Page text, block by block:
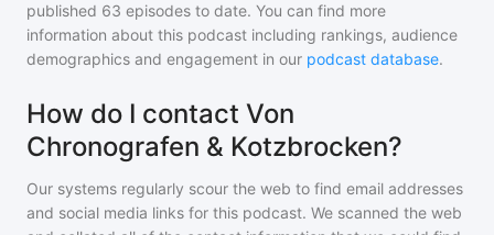
published 63 episodes to date. You can find more
information about this podcast including rankings, audience
demographics and engagement in our podcast database.
How do I contact Von
Chronografen & Kotzbrocken?
Our systems regularly scour the web to find email addresses
and social media links for this podcast. We scanned the web